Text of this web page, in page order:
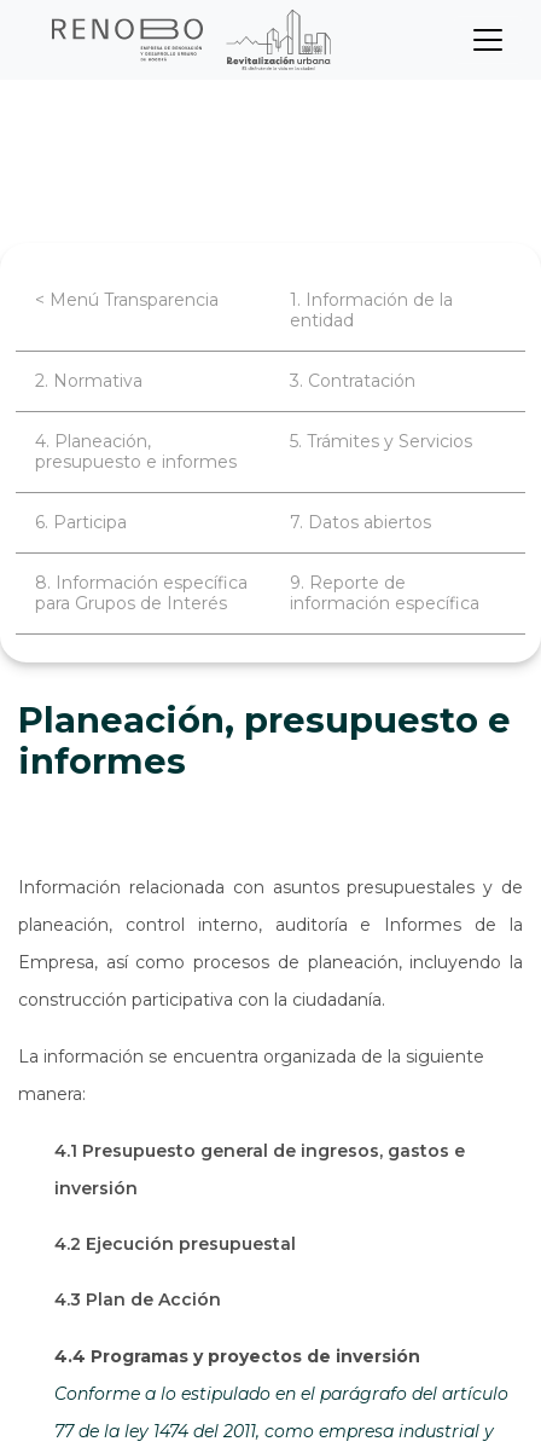
Sitio Web Empresa de
Transparencia
< Menú Transparencia
1. Información de la
entidad
2. Normativa 3. Contratación
4. Planeación,
presupuesto e informes
5. Trámites y Servicios
6. Participa 7. Datos abiertos
8. Información específica
para Grupos de Interés
9. Reporte de
información específica
Planeación, presupuesto e
informes
Información relacionada con asuntos presupuestales y de
planeación, control interno, auditoría e Informes de la
Empresa, así como procesos de planeación, incluyendo la
construcción participativa con la ciudadanía.
La información se encuentra organizada de la siguiente
manera:
4.1 Presupuesto general de ingresos, gastos e
inversión
4.2 Ejecución presupuestal
4.3 Plan de Acción
4.4 Programas y proyectos de inversión
Conforme a lo estipulado en el parágrafo del artículo
77 de la ley 1474 del 2011, como empresa industrial y